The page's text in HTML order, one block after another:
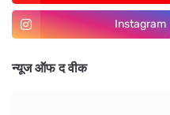
Instagram
न्यूज ऑफ द वीक